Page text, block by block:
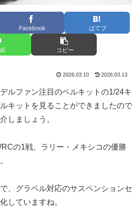
Facebook はてブ
コピー
2026.03.10 2026.03.13
ルファン注目のベルキットの1/24キ
キットを見ることができましたので
しましょう。
の1戦、ラリー・メキシコの優勝
、グラベル対応のサスペンションセ
していますね。